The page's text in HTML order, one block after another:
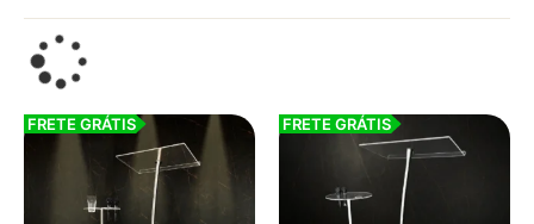
FRETE GRÁTIS FRETE GRÁTIS